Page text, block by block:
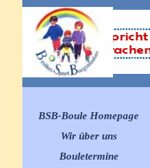
Direkt zum Seiteninhalt
Menü
BSB-Boule Homepage
Wir über uns
Bouletermine